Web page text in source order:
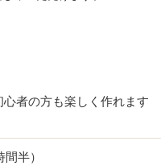
の方も楽しく作れます
半）